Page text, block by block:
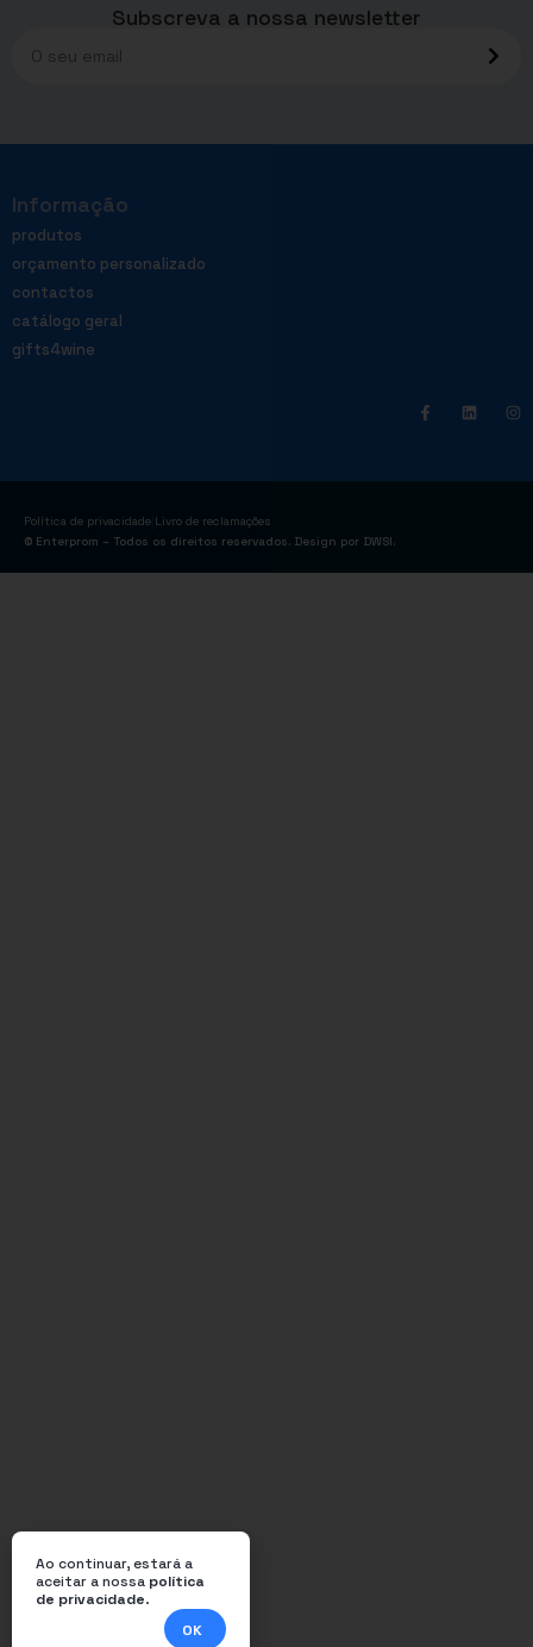
Subscreva a nossa newsletter
Informação
produtos
orçamento personalizado
contactos
catálogo geral
gifts4wine
Política de privacidade Livro de reclamações
© Enterprom – Todos os direitos reservados. Design por DWSI.
Ao continuar, estará a
aceitar a nossa política
de privacidade.
OK